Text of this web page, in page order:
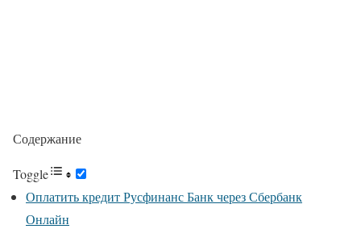
Содержание
Toggle
Оплатить кредит Русфинанс Банк через Сбербанк
Онлайн